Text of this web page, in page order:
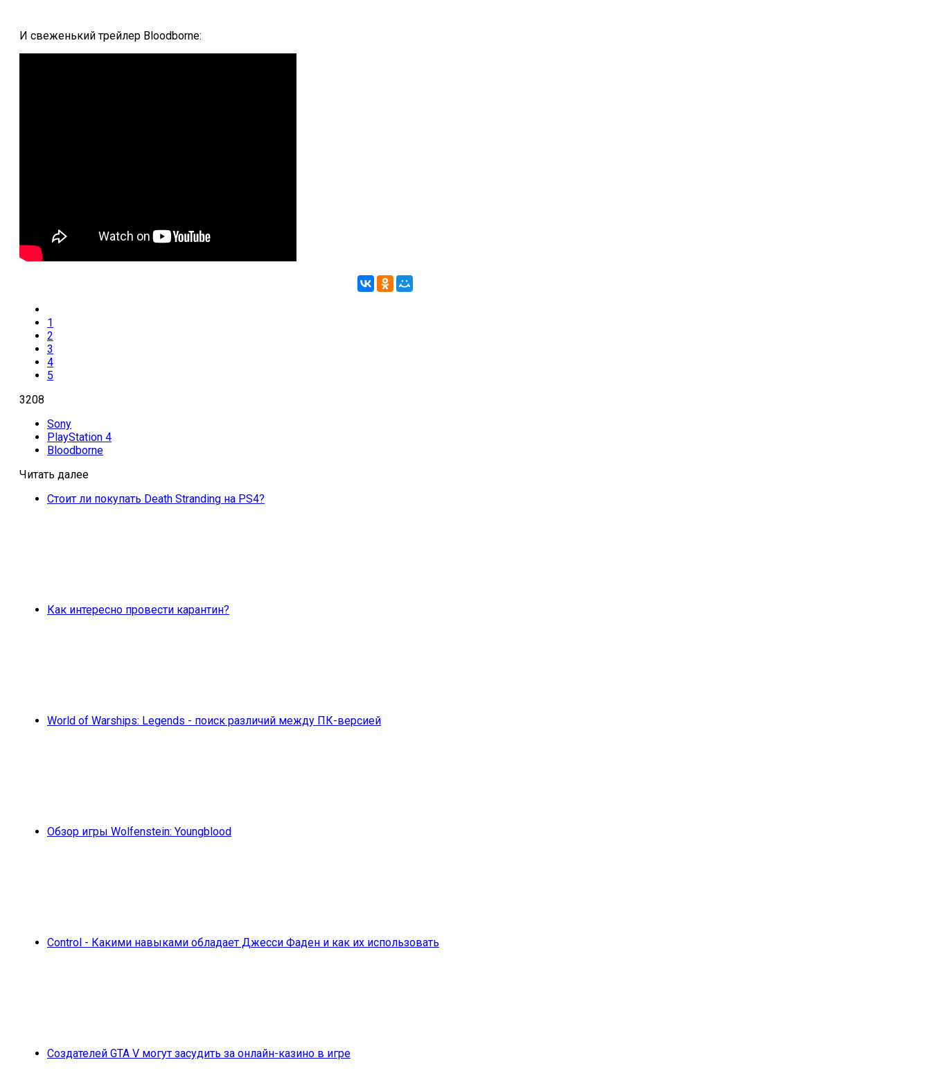
И свеженький трейлер Bloodborne:
1
2
3
4
5
3208
Sony
PlayStation 4
Bloodborne
Читать далее
Стоит ли покупать Death Stranding на PS4?
Как интересно провести карантин?
World of Warships: Legends - поиск различий между ПК-версией
Обзор игры Wolfenstein: Youngblood
Control - Какими навыками обладает Джесси Фаден и как их использовать
Создателей GTA V могут засудить за онлайн-казино в игре